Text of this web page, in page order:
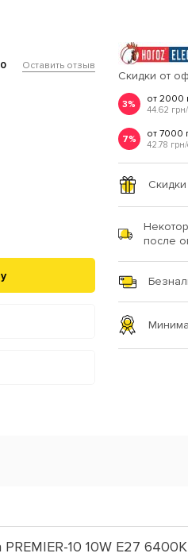
Оставить отзыв
Скидки от
3% от 2000
44.62
7% от 7000
42.78 грн/
после
10 10W E27 6400K